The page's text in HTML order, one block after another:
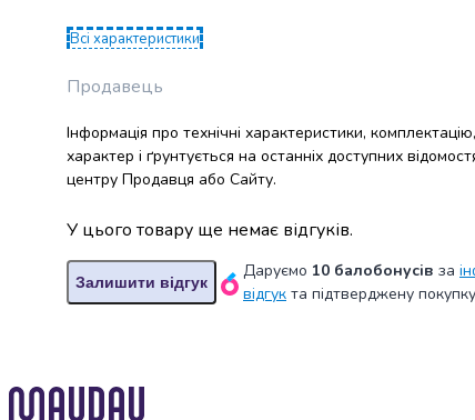
Кухонна
сіль
Оцет
для
суші
і
Желе
суміші
для
Всі характеристики
Продавець
Інформація про технічні характеристики,
характер і ґрунтується на останніх доступних
центру Продавця або Сайту.
У цього товару ще немає відгуків.
Залишити відгук
Даруємо 10 балобонусів за
відгук та підтверджену покупку